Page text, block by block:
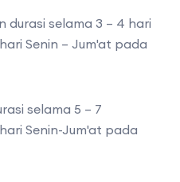
durasi selama 3 – 4 hari
Senin – Jum'at pada
selama 5 – 7
Senin-Jum'at pada